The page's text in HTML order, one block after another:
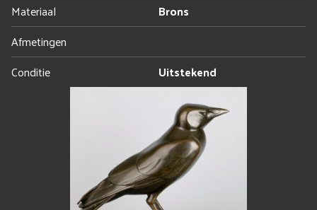
Materiaal
Brons
Afmetingen
Conditie
Uitstekend